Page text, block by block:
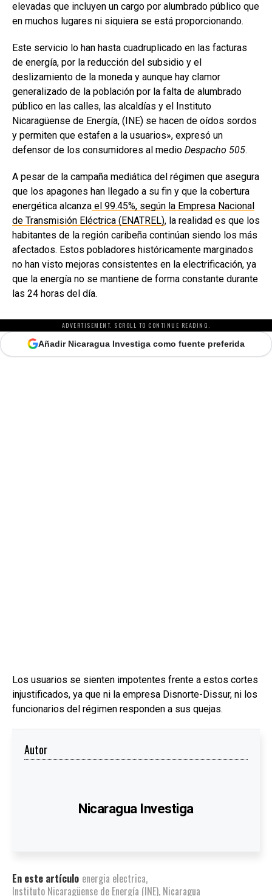
elevadas que incluyen un cargo por alumbrado público que
en muchos lugares ni siquiera se está proporcionando.
Este servicio lo han hasta cuadruplicado en las facturas
de energía, por la reducción del subsidio y el
deslizamiento de la moneda y aunque hay clamor
generalizado de la población por la falta de alumbrado
público en las calles, las alcaldías y el Instituto
Nicaragüense de Energía, (INE) se hacen de oídos sordos
y permiten que estafen a la usuarios», expresó un
defensor de los consumidores al medio Despacho 505.
A pesar de la campaña mediática del régimen que asegura
que los apagones han llegado a su fin y que la cobertura
energética alcanza el 99.45%, según la Empresa Nacional
de Transmisión Eléctrica (ENATREL), la realidad es que los
habitantes de la región caribeña continúan siendo los más
afectados. Estos pobladores históricamente marginados
no han visto mejoras consistentes en la electrificación, ya
que la energía no se mantiene de forma constante durante
las 24 horas del día.
ADVERTISEMENT. SCROLL TO CONTINUE READING.
Añadir Nicaragua Investiga como fuente preferida
Los usuarios se sienten impotentes frente a estos cortes
injustificados, ya que ni la empresa Disnorte-Dissur, ni los
funcionarios del régimen responden a sus quejas.
Autor
Nicaragua Investiga
En este artículo energia electrica,
Instituto Nicaragüense de Energía (INE), Nicaragua